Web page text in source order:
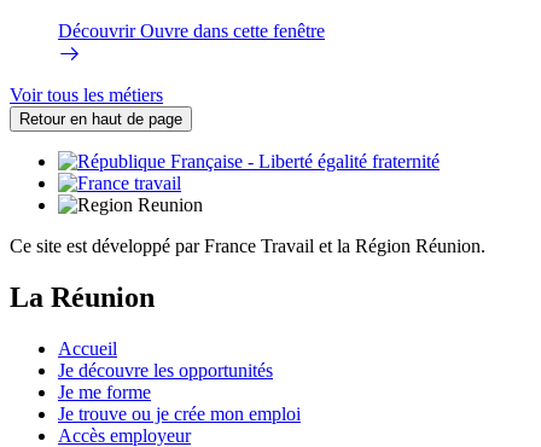
DécouvrirOuvre dans cette fenêtre
Voir tous les métiers
Retour en haut de page
Ce site est développé par France Travail et la Région Réunion.
La Réunion
Accueil
Je découvre les opportunités
Je me forme
Je trouve ou je crée mon emploi
Accès employeur